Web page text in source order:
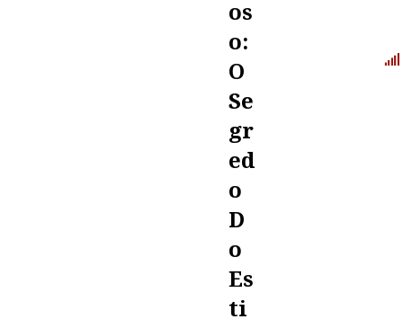
Os
O:
O
Se
Gr
Ed
O
D
O
Es
Ti